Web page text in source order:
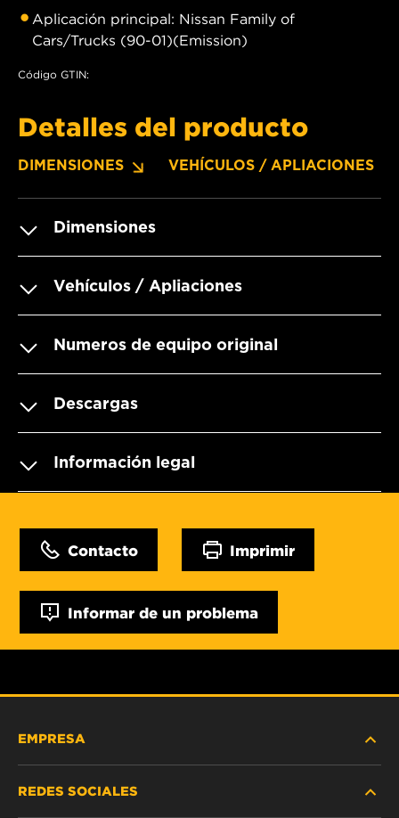
Aplicación principal: Nissan Family of
Cars/Trucks (90-01)(Emission)
Código GTIN:
Detalles del producto
DIMENSIONES VEHÍCULOS / APLIACIONES
Dimensiones
Vehículos / Apliaciones
Numeros de equipo original
Descargas
Información legal
Contacto Imprimir
Informar de un problema
EMPRESA
REDES SOCIALES